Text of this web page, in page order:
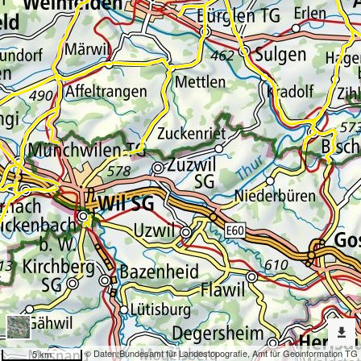
© Daten:Bundesamt für Landestopografie, Amt für Geoinformation TG
5 km
Erweiterte
Werkzeuge
Geokatalog
Dargestellte
Karten
Kantonsstrassen Durchgangsstrassen
Nach
weiteren
Karten
suchen?
Konfiguration